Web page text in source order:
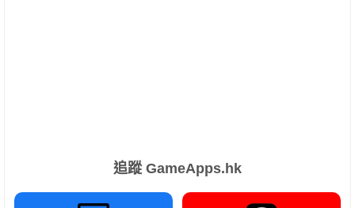
追蹤 GameApps.hk